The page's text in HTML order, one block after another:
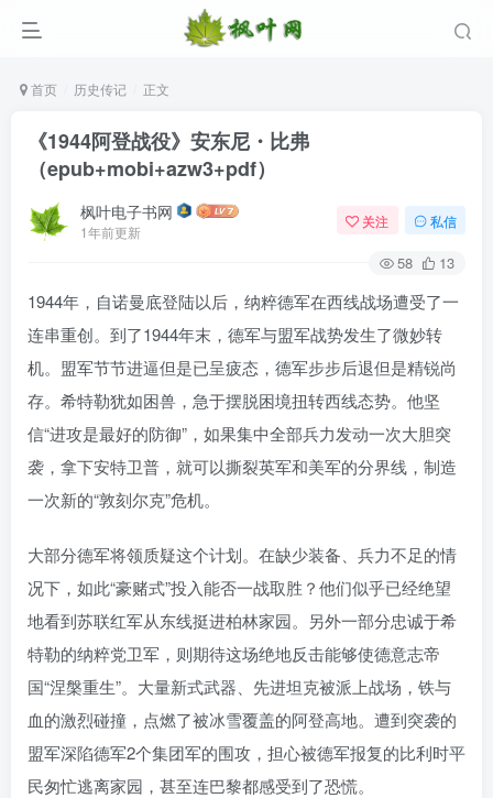
首页 历史传记 正文
《1944阿登战役》安东尼・比弗
（epub+mobi+azw3+pdf）
枫叶电子书网
1年前更新
关注 私信
58 13
1944年，自诺曼底登陆以后，纳粹德军在西线战场遭受了一
连串重创。到了1944年末，德军与盟军战势发生了微妙转
机。盟军节节进逼但是已呈疲态，德军步步后退但是精锐尚
存。希特勒犹如困兽，急于摆脱困境扭转西线态势。他坚
信“进攻是最好的防御”，如果集中全部兵力发动一次大胆突
袭，拿下安特卫普，就可以撕裂英军和美军的分界线，制造
一次新的“敦刻尔克”危机。
大部分德军将领质疑这个计划。在缺少装备、兵力不足的情
况下，如此“豪赌式”投入能否一战取胜？他们似乎已经绝望
地看到苏联红军从东线挺进柏林家园。另外一部分忠诚于希
特勒的纳粹党卫军，则期待这场绝地反击能够使德意志帝
国“涅槃重生”。大量新式武器、先进坦克被派上战场，铁与
血的激烈碰撞，点燃了被冰雪覆盖的阿登高地。遭到突袭的
盟军深陷德军2个集团军的围攻，担心被德军报复的比利时平
民匆忙逃离家园，甚至连巴黎都感受到了恐慌。
登录
没有账号？立即注册
用户名/手机号/邮箱
登录密码
记住登录
登录
社交账号登录